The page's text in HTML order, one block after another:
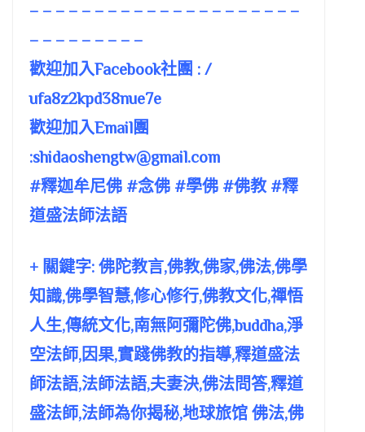
– – – – – – – – – – – – – – – – – – – – –
– – – – – – – – –
歡迎加入Facebook社團 : /
ufa8z2kpd38nue7e
歡迎加入Email團
:shidaoshengtw@gmail.com
#釋迦牟尼佛 #念佛 #學佛 #佛教 #釋
道盛法師法語
+ 關鍵字: 佛陀教言,佛教,佛家,佛法,佛學
知識,佛學智慧,修心修行,佛教文化,禪悟
人生,傳統文化,南無阿彌陀佛,buddha,淨
空法師,因果,實踐佛教的指導,釋道盛法
師法語,法師法語,夫妻決,佛法問答,釋道
盛法師,法師為你揭秘,地球旅馆 佛法,佛